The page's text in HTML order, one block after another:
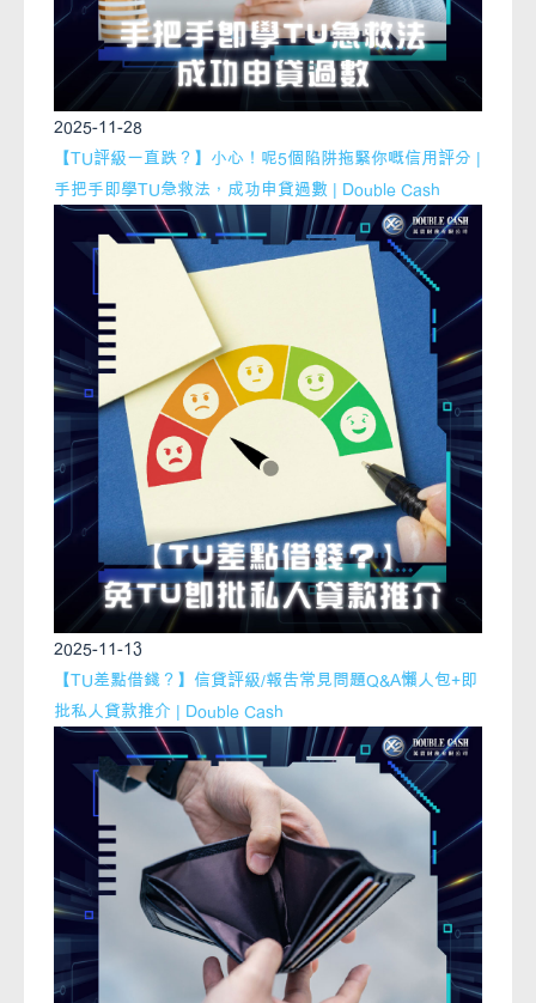
2025-11-28
【TU評級一直跌？】小心！呢5個陷阱拖緊你嘅信用評分 |
手把手即學TU急救法，成功申貸過數 | Double Cash
2025-11-13
【TU差點借錢？】信貸評級/報告常見問題Q&A懶人包+即
批私人貸款推介 | Double Cash